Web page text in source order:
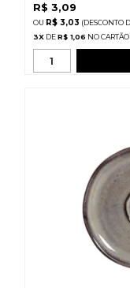
R$ 3,09
R$ 3,03 (DESCONTO
3X DE R$ 1,06